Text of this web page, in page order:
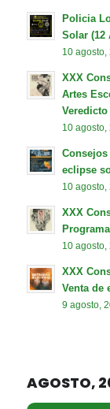
Policia
Solar (12
10 agosto,
XXX
Artes
10 agosto,
eclipse
10 agosto,
XXX
10 agosto,
XXX
Venta de
9 agosto,
AGOSTO,